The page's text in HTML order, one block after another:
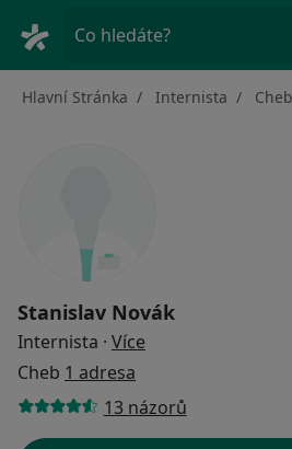
Co hledáte?
Hlavní Stránka Internista Cheb
Stanislav Novák
Internista · Více
Cheb 1 adresa
13 názorů